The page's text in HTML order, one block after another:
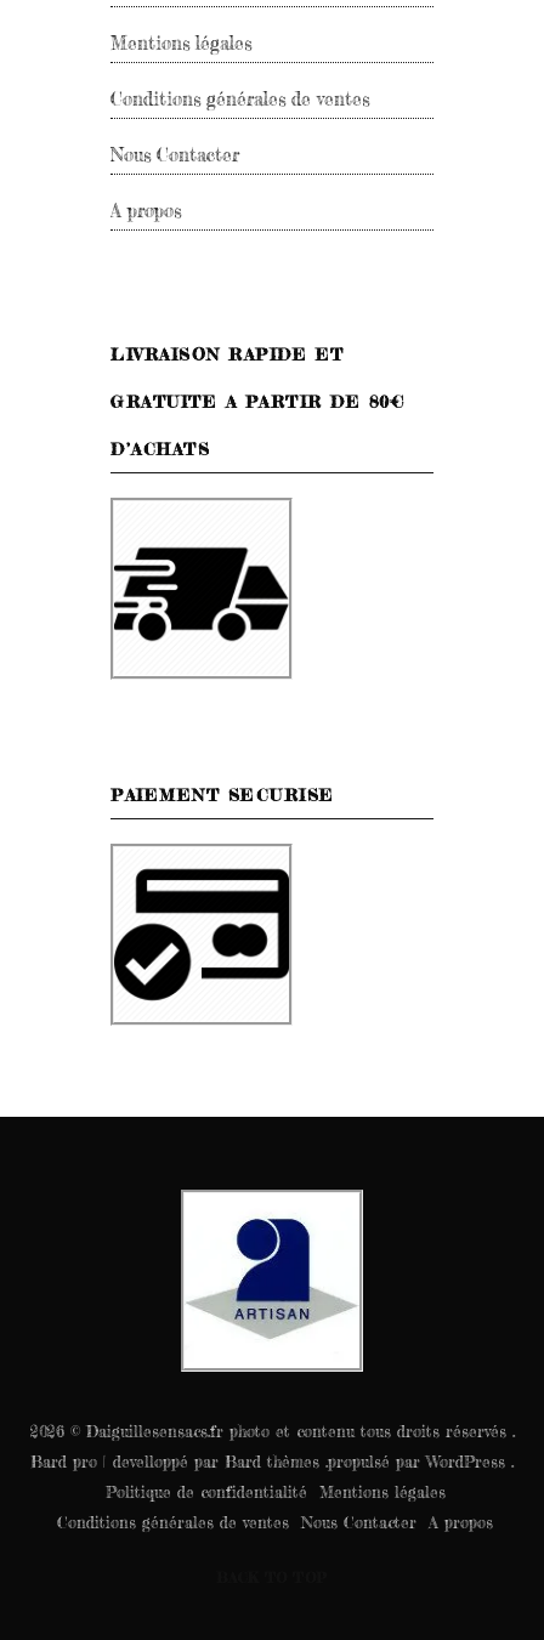
Mentions légales
Conditions générales de ventes
Nous Contacter
A propos
LIVRAISON RAPIDE ET
GRATUITE A PARTIR DE 80€
D’ACHATS
PAIEMENT SECURISE
2026 © Daiguillesensacs.fr photo et contenu tous droits réservés .
Bard pro | develloppé par Bard thèmes .propulsé par WordPress .
Politique de confidentialité
Mentions légales
Conditions générales de ventes
Nous Contacter A propos